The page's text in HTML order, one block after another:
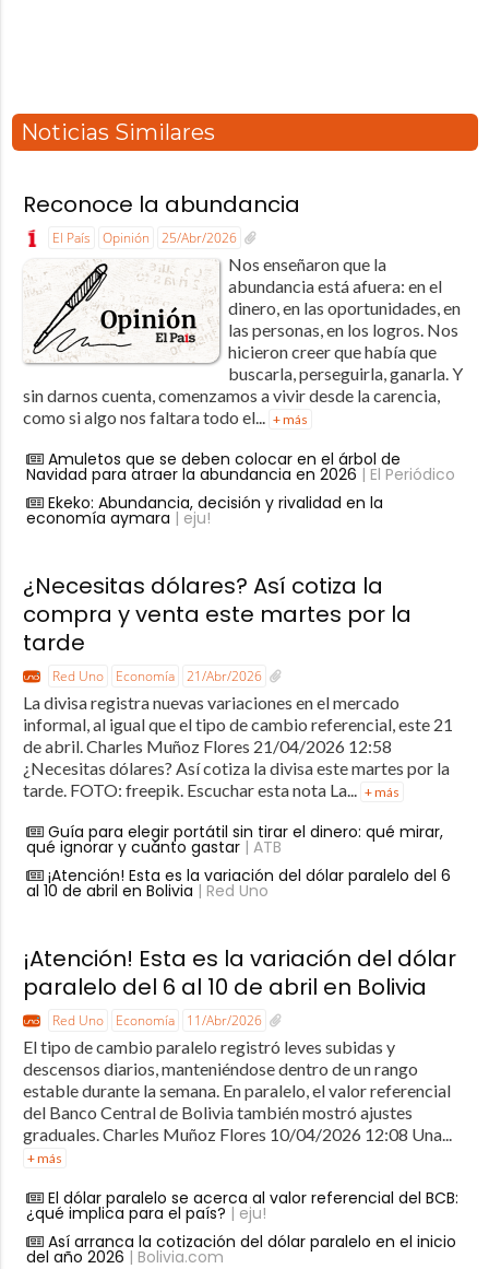
Noticias Similares
Reconoce la abundancia
El País Opinión 25/Abr/2026
Nos enseñaron que la
abundancia está afuera: en el
dinero, en las oportunidades, en
las personas, en los logros. Nos
hicieron creer que había que
buscarla, perseguirla, ganarla. Y
sin darnos cuenta, comenzamos a vivir desde la carencia,
como si algo nos faltara todo el... + más
Amuletos que se deben colocar en el árbol de
Navidad para atraer la abundancia en 2026 | El Periódico
Ekeko: Abundancia, decisión y rivalidad en la
economía aymara | eju!
¿Necesitas dólares? Así cotiza la
compra y venta este martes por la
tarde
Red Uno Economía 21/Abr/2026
La divisa registra nuevas variaciones en el mercado
informal, al igual que el tipo de cambio referencial, este 21
de abril. Charles Muñoz Flores 21/04/2026 12:58
¿Necesitas dólares? Así cotiza la divisa este martes por la
tarde. FOTO: freepik. Escuchar esta nota La...
+ más
Guía para elegir portátil sin tirar el dinero: qué mirar,
qué ignorar y cuánto gastar| ATB
¡Atención! Esta es la variación del dólar paralelo del 6
al 10 de abril en Bolivia | Red Uno
¡Atención! Esta es la variación del dólar
paralelo del 6 al 10 de abril en Bolivia
Red Uno Economía 11/Abr/2026
El tipo de cambio paralelo registró leves subidas y
descensos diarios, manteniéndose dentro de un rango
estable durante la semana. En paralelo, el valor referencial
del Banco Central de Bolivia también mostró ajustes
graduales. Charles Muñoz Flores 10/04/2026 12:08 Una...
+ más
El dólar paralelo se acerca al valor referencial del BCB:
¿qué implica para el país? | eju!
Así arranca la cotización del dólar paralelo en el inicio
del año 2026 | Bolivia.com